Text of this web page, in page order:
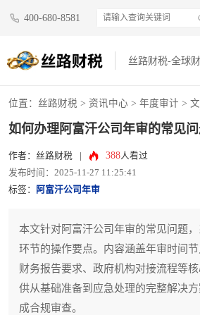
400-680-8581
丝路财税-全球
位置： 丝路财税 > 资讯中心 > 年度审计 >
如何办理阿富汗公司年审的常见
作者：丝路财税 388人看过
发布时间：2025-11-27 11:25:41
标签：
阿富汗公司年审
本文针对阿富汗公司年审的常见问题
环节的操作要点。内容涵盖年审时间节
财务报告要求、政府机构对接流程等
供从基础准备到应急处理的完整解决
成合规审查。